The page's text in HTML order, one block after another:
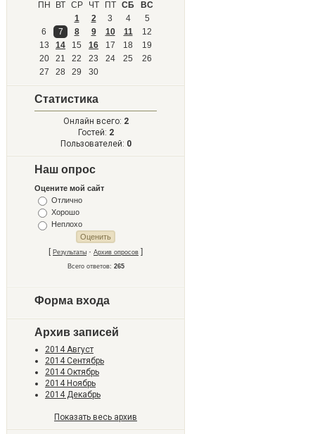
ПН
ВТ СР ЧТ ПТ СБ
ВС
1
2 3 4
5
6
7 8 9 10 11
12
13
14 15 16 17 18
19
20
21 22 23 24 25
26
27
28 29 30
Статистика
Онлайн всего: 2
Гостей: 2
Пользователей: 0
Наш опрос
Оцените мой сайт
Отлично
Хорошо
Неплохо
[ Результаты · Архив опросов ]
Всего ответов: 265
Форма входа
Архив записей
2014 Август
2014 Сентябрь
2014 Октябрь
2014 Ноябрь
2014 Декабрь
Показать весь архив